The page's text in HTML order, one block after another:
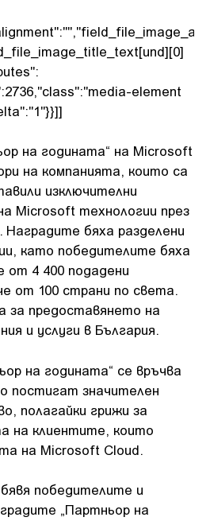
element
на годината“ на Microsoft
на компанията, които са
изключителни
Microsoft технологии през
Наградите бяха разделени
като победителите бяха
от 4 400 подадени
от 100 страни по света.
за предоставянето на
и услуги в България.
на годината“ се връчва
постигат значителен
полагайки грижи за
на клиентите, които
на Microsoft Cloud.
победителите и
„Партньор на